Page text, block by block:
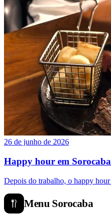
26 de junho de 2026
Happy hour em
Depois do trabalho, o happy
Menu Sorocaba